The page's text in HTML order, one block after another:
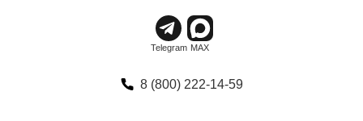
8 (800) 222-14-59